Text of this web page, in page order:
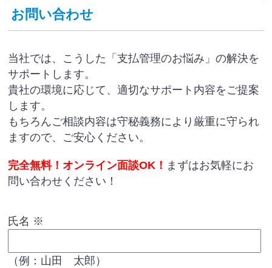
お問い合わせ
当社では、こうした「支払管理のお悩み」の解決を
サポートします。
貴社の環境に応じて、適切なサポート内容をご提案
します。
もちろんご相談内容は守秘義務により厳重に守られ
ますので、ご安心ください。
完全無料！オンライン面談OK！ まずはお気軽にお
問い合わせください！
氏名 ※
（例：山田 太郎）